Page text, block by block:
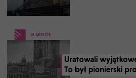
W MIEŚCIE
Uratowali
To był pionierski